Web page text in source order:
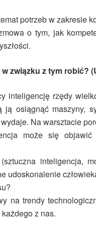
potrzeb w zakresie
o tym, jak
związku z tym robić?
inteligencję rzędy
osiągnąć maszyny,
Na warsztacie
może się objawić
inteligencja,
udoskonalenie
na trendy
z nas.